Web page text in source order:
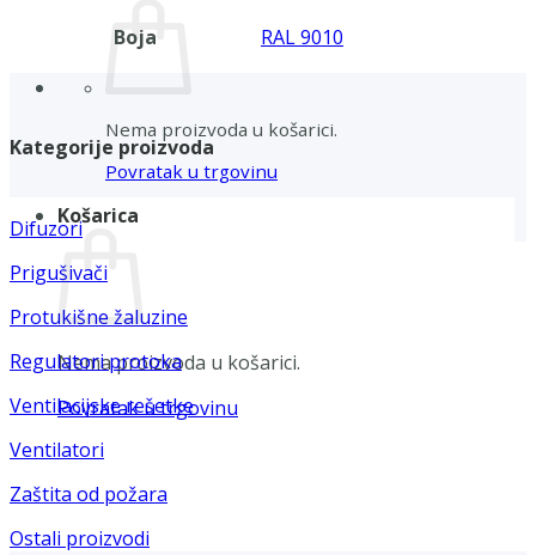
Nema proizvoda u košarici.
Povratak u trgovinu
Košarica
Nema proizvoda u košarici.
Povratak u trgovinu
Boja RAL 9010
Kategorije proizvoda
Difuzori
Prigušivači
Protukišne žaluzine
Regulatori protoka
Ventilacijske rešetke
Ventilatori
Zaštita od požara
Ostali proizvodi